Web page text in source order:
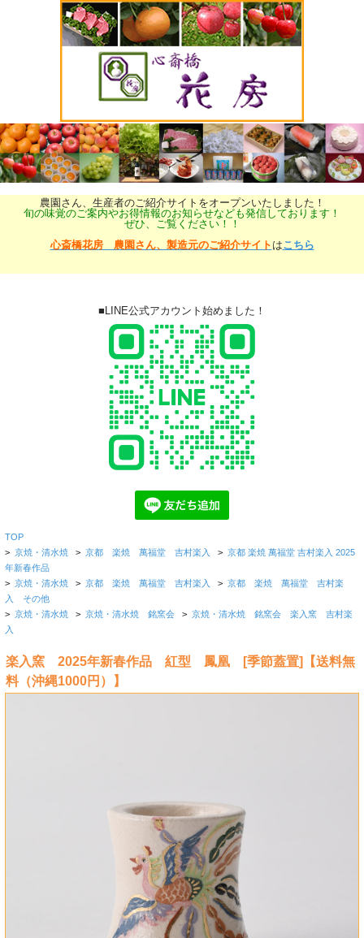
農園さん、生産者のご紹介サイトをオープンいたしました！
旬の味覚のご案内やお得情報のお知らせなども発信しております！
ぜひ、ご覧ください！！
心斎橋花房 農園さん、製造元のご紹介サイト はこちら
■LINE公式アカウント始めました！
TOP
> 京焼・清水焼 > 京都 楽焼 萬福堂 吉村楽入 > 京都 楽焼 萬福堂 吉村楽入 2025
年新春作品
> 京焼・清水焼 > 京都 楽焼 萬福堂 吉村楽入 > 京都 楽焼 萬福堂 吉村楽
入 その他
> 京焼・清水焼 > 京焼・清水焼 銘窯会 > 京焼・清水焼 銘窯会 楽入窯 吉村楽
入
楽入窯 2025年新春作品 紅型 鳳凰 [季節蓋置]【送料無
料（沖縄1000円）】